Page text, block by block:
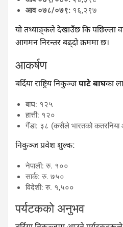
आव ०७८/०७९: १६,२९७
यो तथ्याङ्कले देखाउँछ कि पछिल्ला
आगमन निरन्तर बढ्दो क्रममा छ।
आकर्षण
बर्दिया राष्ट्रिय निकुञ्जपाटे बाघका
बाघ: १२५
हात्ती: १२०
गैंडा: ३८ (कसैले भारतको कतरनिया
निकुञ्ज प्रवेश शुल्क:
नेपाली: रु. १००
सार्क: रु. ७५०
विदेशी: रु. १,५००
पर्यटकको अनुभव